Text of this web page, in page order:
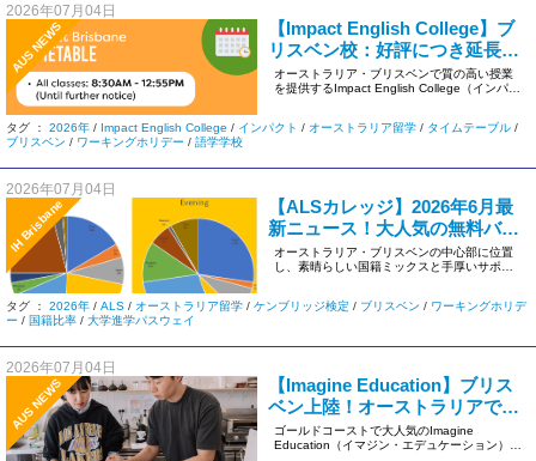
2026年07月04日
AUS NEWS
【Impact English College】ブ
リスベン校：好評につき延長決
定！全コース「午前中授業」継
続のお知らせ
オーストラリア・ブリスベンで質の高い授業
を提供するImpact English College（インパク
タグ ： 2026年 / Impact English College / インパクト / オーストラリア留学 / タイムテーブル /
ブリスベン / ワーキングホリデー / 語学学校
2026年07月04日
IH Brisbane
【ALSカレッジ】2026年6月最
新ニュース！大人気の無料バス
旅行から進学パスウェイの最新
アップデートまで
オーストラリア・ブリスベンの中心部に位置
し、素晴らしい国籍ミックスと手厚いサポー
タグ ： 2026年 / ALS / オーストラリア留学 / ケンブリッジ検定 / ブリスベン / ワーキングホリデ
ー / 国籍比率 / 大学進学パスウェイ
2026年07月04日
AUS NEWS
【Imagine Education】ブリス
ベン上陸！オーストラリアで夢
のカフェ店員に！実践型ジョブ
トレーニング（カフェ版）がパ
ゴールドコーストで大人気のImagine
Education（イマジン・エデュケーション）の